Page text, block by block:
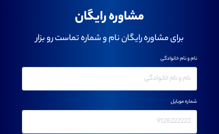
مشاوره رایگان
برای مشاوره رایگان نام و شماره تماست رو بزار
نام و نام خانوادگی
شماره موبایل